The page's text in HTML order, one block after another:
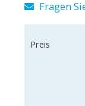
Fragen
Preis